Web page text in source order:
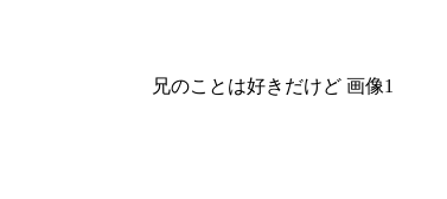
兄のことは好きだけど 画像1